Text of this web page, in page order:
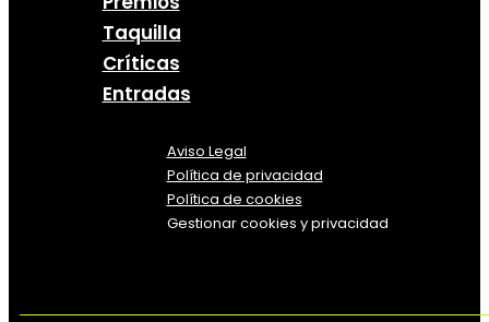
Taquilla
Críticas
Entradas
Aviso Legal
Política de privacidad
Política de cookies
Gestionar cookies y privacidad